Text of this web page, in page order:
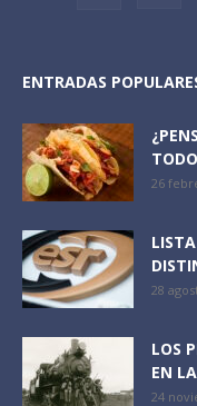
ENTRADAS
26
28
LOS
EN
24